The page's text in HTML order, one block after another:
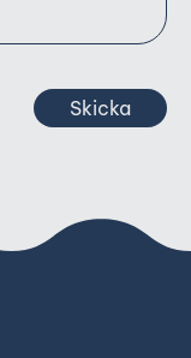
Skicka